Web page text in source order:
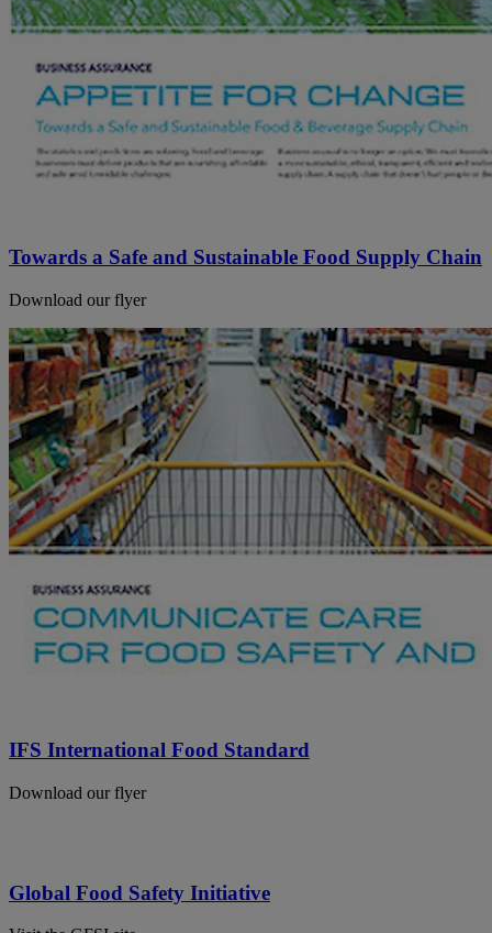
Towards a Safe and Sustainable Food Supply Chain
Download our flyer
IFS International Food Standard
Download our flyer
Global Food Safety Initiative